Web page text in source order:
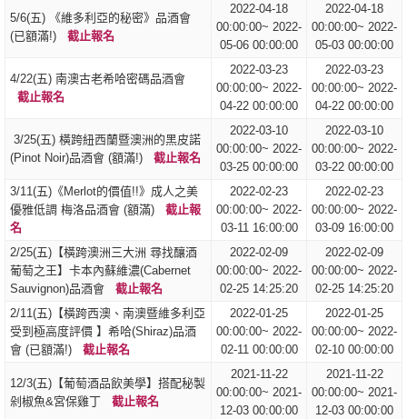
5/6(五) 《維多利亞的秘密》品酒會
(已額滿!) 截止報名
2022-04-18
00:00:00~ 2022-
05-06 00:00:00
2022-04-18
00:00:00~ 2022-
05-03 00:00:00
4/22(五) 南澳古老希哈密碼品酒會
截止報名
2022-03-23
00:00:00~ 2022-
04-22 00:00:00
2022-03-23
00:00:00~ 2022-
04-22 00:00:00
​ 3/25(五) 橫跨紐西蘭暨澳洲的黑皮諾
(Pinot Noir)品酒會 (額滿!) 截止報名
2022-03-10
00:00:00~ 2022-
03-25 00:00:00
2022-03-10
00:00:00~ 2022-
03-22 00:00:00
3/11(五)《Merlot的價值!!》成人之美
優雅低調 梅洛品酒會 (額滿) 截止報
名
2022-02-23
00:00:00~ 2022-
03-11 16:00:00
2022-02-23
00:00:00~ 2022-
03-09 16:00:00
2/25(五)【橫跨澳洲三大洲 尋找釀酒
葡萄之王】卡本內蘇維濃(Cabernet
Sauvignon)品酒會 截止報名
2022-02-09
00:00:00~ 2022-
02-25 14:25:20
2022-02-09
00:00:00~ 2022-
02-25 14:25:20
2/11(五)【橫跨西澳、南澳暨維多利亞
受到極高度評價 】希哈(Shiraz)品酒
會 (已額滿!) 截止報名
2022-01-25
00:00:00~ 2022-
02-11 00:00:00
2022-01-25
00:00:00~ 2022-
02-10 00:00:00
​12/3(五)【葡萄酒品飲美學】搭配秘製
剁椒魚&宮保雞丁 截止報名
2021-11-22
00:00:00~ 2021-
12-03 00:00:00
2021-11-22
00:00:00~ 2021-
12-03 00:00:00